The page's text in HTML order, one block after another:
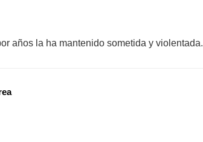
años la ha mantenido sometida y violentada.